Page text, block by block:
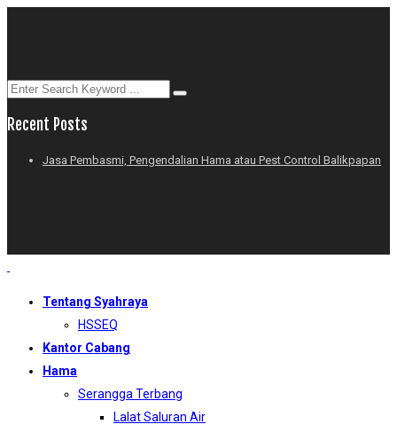
Recent Posts
Jasa Pembasmi, Pengendalian Hama atau Pest Control Balikpapan
Tentang Syahraya
HSSEQ
Kantor Cabang
Hama
Serangga Terbang
Lalat Saluran Air